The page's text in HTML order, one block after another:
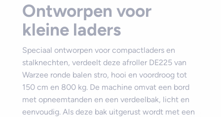
Ontworpen voor
kleine laders
Speciaal ontworpen voor compactladers en
stalknechten, verdeelt deze afroller DE225 van
Warzee ronde balen stro, hooi en voordroog tot
150 cm en 800 kg. De machine omvat een bord
met opneemtanden en een verdeelbak, licht en
eenvoudig. Als deze bak uitgerust wordt met een